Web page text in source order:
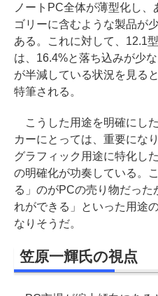
ノートPC全体が薄型化し
ゴリーに含むような製品が
ある。これに対して、12.1
は、16.4%と落ち込みが少
が半減している状況を見る
特筆される。
こうした用途を明確にし
カーにとっては、重要にな
グラフィック用途に特化し
の明確化が功奏している。
る」のがPCの売り物だった
れができる」といった用途
なりそうだ。
笠原一輝氏の視点